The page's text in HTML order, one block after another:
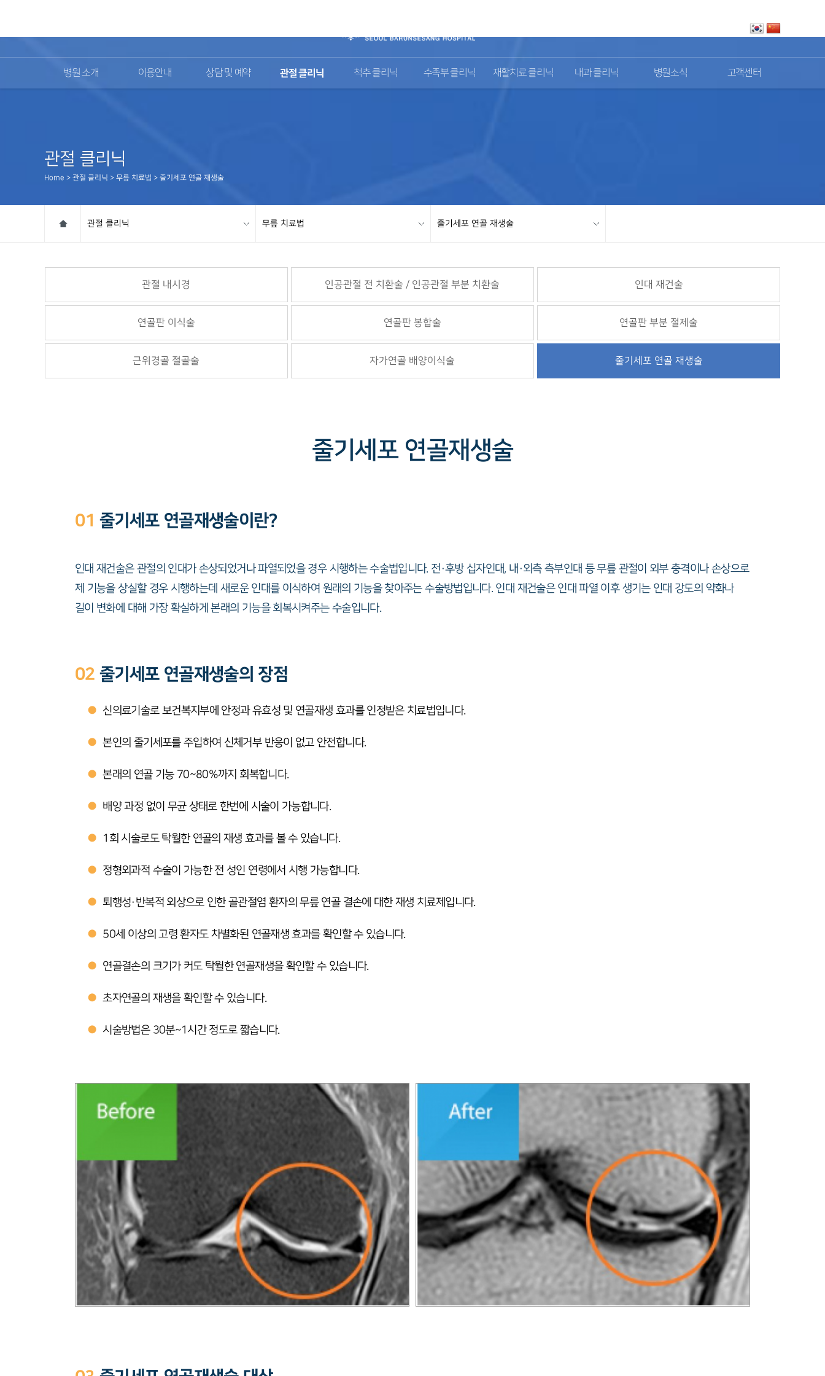
병원 소개 이용안내 상담 및 예약 관절 클리닉 척추 클리닉 수족부 클리닉 재활치료 클리닉 내과 클리닉 병원소식 고객센터
관절 클리닉
Home > 관절 클리닉 > 무릎 치료법 > 줄기세포 연골 재생술
관절 클리닉 무릎 치료법 줄기세포 연골 재생술
관절 내시경 인공관절 전 치환술 / 인공관절 부분 치환술 인대 재건술
연골판 이식술 연골판 봉합술 연골판 부분 절제술
근위경골 절골술 자가연골 배양이식술 줄기세포 연골 재생술
줄기세포 연골재생술
01 줄기세포 연골재생술이란?
인대 재건술은 관절의 인대가 손상되었거나 파열되었을 경우 시행하는 수술법입니다. 전·후방 십자인대, 내·외측 측부인대 등 무릎 관절이 외부 충격이나 손상으로
제 기능을 상실할 경우 시행하는데 새로운 인대를 이식하여 원래의 기능을 찾아주는 수술방법입니다. 인대 재건술은 인대 파열 이후 생기는 인대 강도의 약화나
길이 변화에 대해 가장 확실하게 본래의 기능을 회복시켜주는 수술입니다.
02 줄기세포 연골재생술의 장점
● 신의료기술로 보건복지부에 안정과 유효성 및 연골재생 효과를 인정받은 치료법입니다.
● 본인의 줄기세포를 주입하여 신체거부 반응이 없고 안전합니다.
● 본래의 연골 기능 70~80%까지 회복합니다.
● 배양 과정 없이 무균 상태로 한번에 시술이 가능합니다.
● 1회 시술로도 탁월한 연골의 재생 효과를 볼 수 있습니다.
● 정형외과적 수술이 가능한 전 성인 연령에서 시행 가능합니다.
● 퇴행성·반복적 외상으로 인한 골관절염 환자의 무릎 연골 결손에 대한 재생 치료제입니다.
● 50세 이상의 고령 환자도 차별화된 연골재생 효과를 확인할 수 있습니다.
● 연골결손의 크기가 커도 탁월한 연골재생을 확인할 수 있습니다.
● 초자연골의 재생을 확인할 수 있습니다.
● 시술방법은 30분~1시간 정도로 짧습니다.